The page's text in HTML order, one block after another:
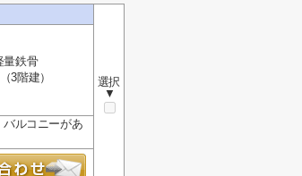
選択
▼
量鉄骨
3階建）
ルコニーがあ